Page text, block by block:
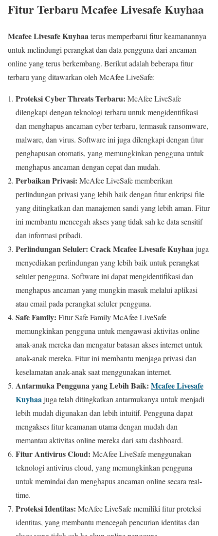
Fitur Terbaru Mcafee Livesafe Kuyhaa
Mcafee Livesafe Kuyhaaterus memperbarui fitur keamanannya
untuk melindungi perangkat dan data pengguna dari ancaman
online yang terus berkembang. Berikut adalah beberapa fitur
terbaru yang ditawarkan oleh McAfee LiveSafe:
Proteksi Cyber Threats Terbaru: McAfee LiveSafe
dilengkapi dengan teknologi terbaru untuk mengidentifikasi
dan menghapus ancaman cyber terbaru, termasuk ransomware,
malware, dan virus. Software ini juga dilengkapi dengan fitur
penghapusan otomatis, yang memungkinkan pengguna untuk
menghapus ancaman dengan cepat dan mudah.
Perbaikan Privasi: McAfee LiveSafe memberikan
perlindungan privasi yang lebih baik dengan fitur enkripsi file
yang ditingkatkan dan manajemen sandi yang lebih aman. Fitur
ini membantu mencegah akses yang tidak sah ke data sensitif
dan informasi pribadi.
Perlindungan Seluler: Crack Mcafee Livesafe Kuyhaajuga
menyediakan perlindungan yang lebih baik untuk perangkat
seluler pengguna. Software ini dapat mengidentifikasi dan
menghapus ancaman yang mungkin masuk melalui aplikasi
atau email pada perangkat seluler pengguna.
Safe Family: Fitur Safe Family McAfee LiveSafe
memungkinkan pengguna untuk mengawasi aktivitas online
anak-anak mereka dan mengatur batasan akses internet untuk
anak-anak mereka. Fitur ini membantu menjaga privasi dan
keselamatan anak-anak saat menggunakan internet.
Antarmuka Pengguna yang Lebih Baik: Mcafee Livesafe
Kuyhaajuga telah ditingkatkan antarmukanya untuk menjadi
lebih mudah digunakan dan lebih intuitif. Pengguna dapat
mengakses fitur keamanan utama dengan mudah dan
memantau aktivitas online mereka dari satu dashboard.
Fitur Antivirus Cloud: McAfee LiveSafe menggunakan
teknologi antivirus cloud, yang memungkinkan pengguna
untuk memindai dan menghapus ancaman online secara real-
time.
Proteksi Identitas: McAfee LiveSafe memiliki fitur proteksi
identitas, yang membantu mencegah pencurian identitas dan